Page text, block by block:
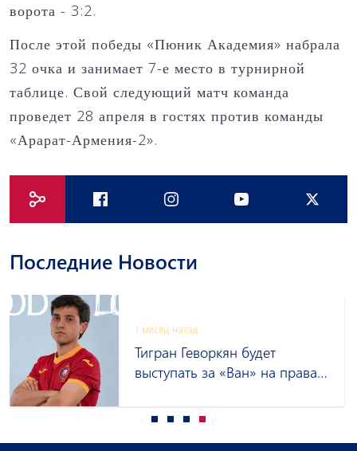
ворота - 3:2.
После этой победы «Пюник Академия» набрала
32 очка и занимает 7-е место в турнирной
таблице. Свой следующий матч команда
проведет 28 апреля в гостях против команды
«Арарат-Армения-2».
Последние Новости
1 месяц назад
Тигран Геворкян будет
выступать за «Ван» на правах